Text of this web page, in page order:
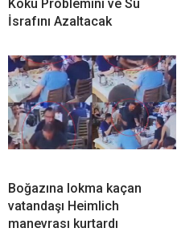
Koku Problemini ve Su
İsrafını Azaltacak
Boğazına lokma kaçan
vatandaşı Heimlich
manevrası kurtardı